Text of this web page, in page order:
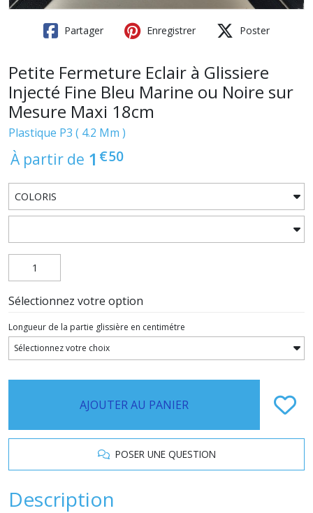
Partager Enregistrer Poster
Petite Fermeture Eclair à Glissiere
Injecté Fine Bleu Marine ou Noire sur
Mesure Maxi 18cm
Plastique P3 ( 4.2 Mm )
À partir de 1 €50
Sélectionnez votre option
Longueur de la partie glissière en centimétre
AJOUTER AU PANIER
POSER UNE QUESTION
Description